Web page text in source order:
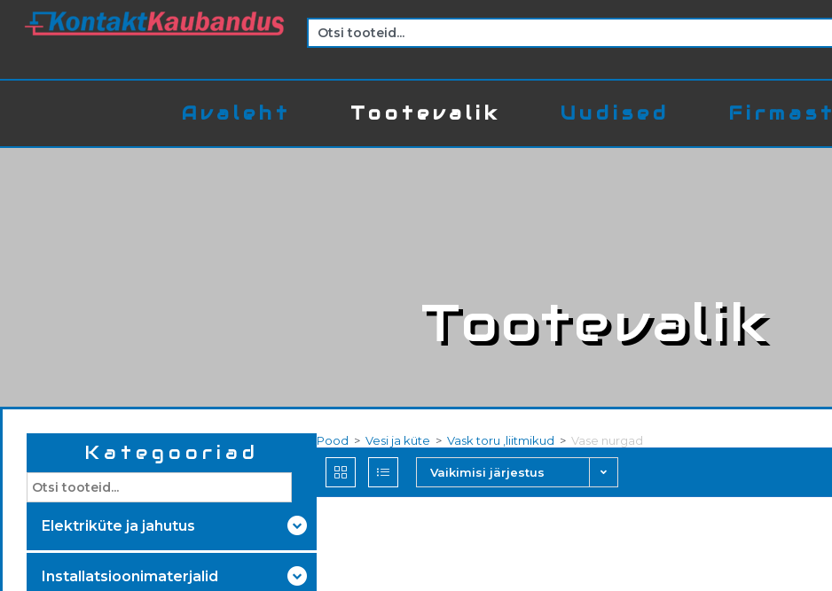
Avaleht Tootevalik Uudised Firmast
Tootevalik
Kategooriad
Elektriküte ja jahutus
Installatsioonimaterjalid
Pood > Vesi ja küte > Vask toru ,liitmikud > Vase nurgad
Vaikimisi järjestus